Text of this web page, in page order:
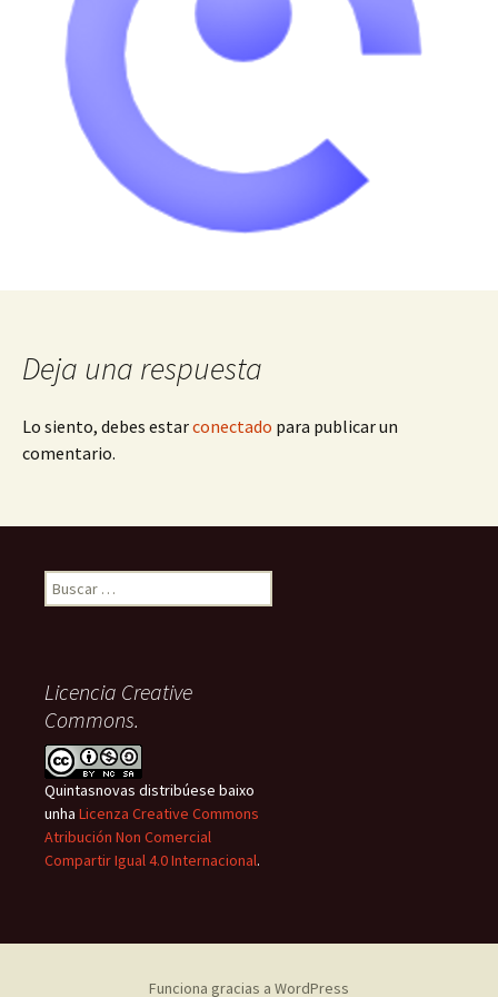
Deja una respuesta
Lo siento, debes estarconectado para publicar un
comentario.
Buscar:
Licencia Creative
Commons.
Quintasnovas distribúese baixo
unha Licenza Creative Commons
Atribución Non Comercial
Compartir Igual 4.0 Internacional.
Funciona gracias a WordPress